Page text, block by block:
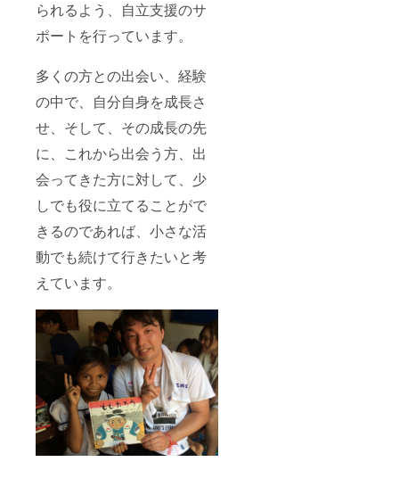
られるよう、自立支援のサ
ポートを行っています。
多くの方との出会い、経験
の中で、自分自身を成長さ
せ、そして、その成長の先
に、これから出会う方、出
会ってきた方に対して、少
しでも役に立てることがで
きるのであれば、小さな活
動でも続けて行きたいと考
えています。